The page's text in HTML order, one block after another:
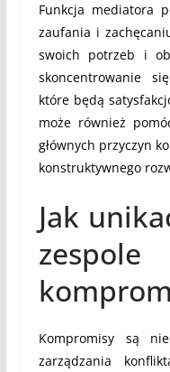
Funkcja mediatora
zaufania i
swoich potrzeb i
skoncentrowanie
które będą
może również
głównych przyczyn
konstruktywnego
Jak
Kompromisy są
zarządzania